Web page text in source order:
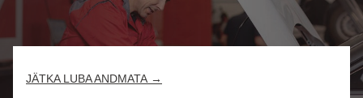
JÄTKA LUBA ANDMATA →